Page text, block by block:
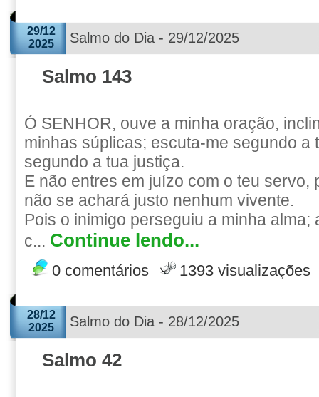
29/12
2025
Salmo do Dia - 29/12/2025
Salmo 143
Ó SENHOR, ouve a minha oração,
minhas súplicas; escuta-me segundo a
segundo a tua justiça.
E não entres em juízo com o teu servo,
não se achará justo nenhum vivente.
Pois o inimigo perseguiu a minha alma;
c... Continue lendo...
0 comentários 1393 visualizações
28/12
2025
Salmo do Dia - 28/12/2025
Salmo 42